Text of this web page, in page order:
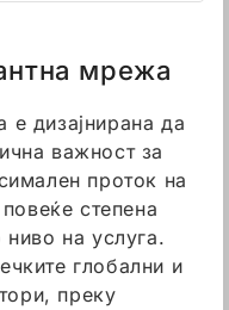
мрежа
дизајнирана да
важност за
проток на
степена
ниво на услуга.
глобални и
преку